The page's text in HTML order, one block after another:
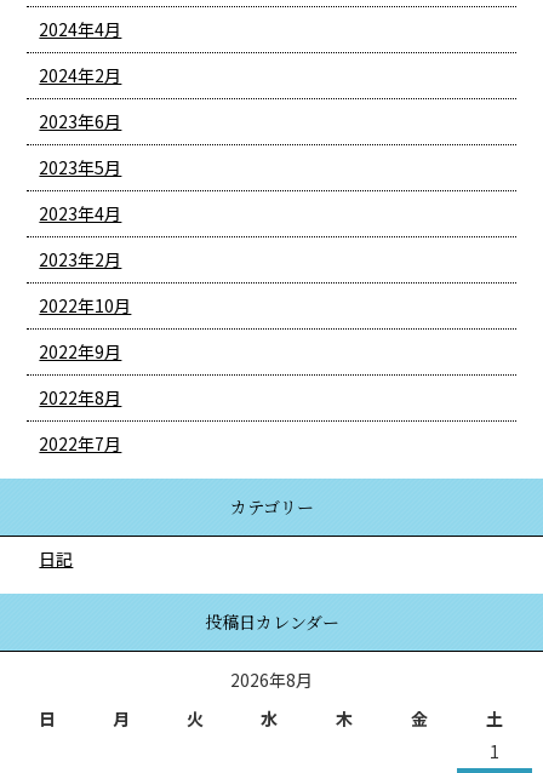
2024年4月
2024年2月
2023年6月
2023年5月
2023年4月
2023年2月
2022年10月
2022年9月
2022年8月
2022年7月
カテゴリー
日記
投稿日カレンダー
2026年8月
日
月 火 水 木 金
土
1